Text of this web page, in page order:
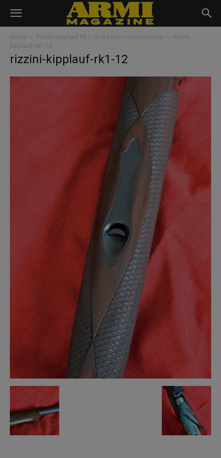
Home Rizzini Kipplauf Rk 1: arma non convenzionale
rizzini-
kipplauf-rk1-12
rizzini-kipplauf-rk1-12